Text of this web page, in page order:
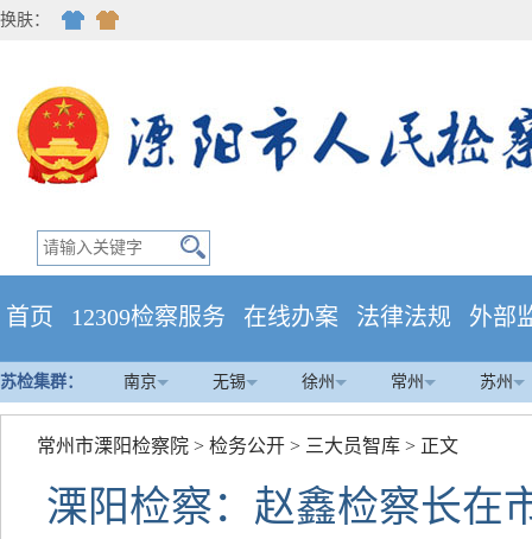
换肤：
首页 12309检察服务 在线办案 法律法规 外部
苏检集群： 南京 无锡 徐州 常州 苏州
常州市溧阳检察院 > 检务公开 > 三大员智库 > 正文
溧阳检察：赵鑫检察长在